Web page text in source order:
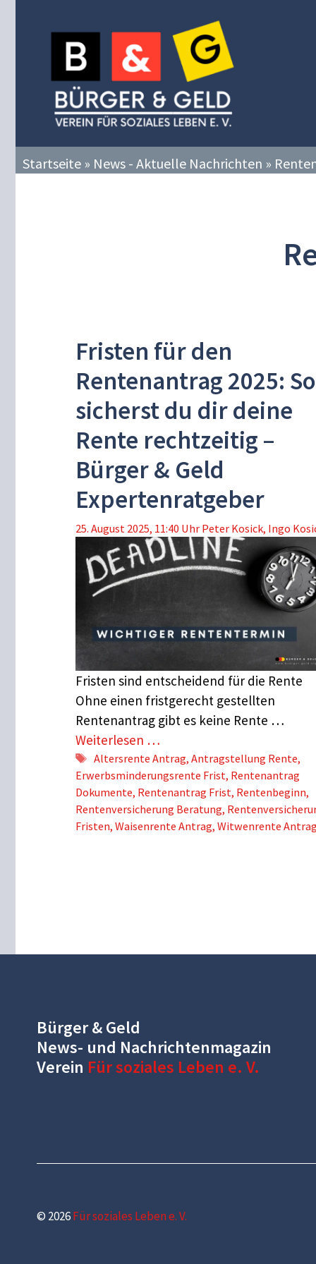
Startseite » News - Aktuelle Nachrichten »
Fristen für den
Rentenantrag 2025: So
sicherst du dir deine
Rente rechtzeitig –
Bürger & Geld
Expertenratgeber
25. August 2025, 11:40 Uhr Peter Kosick, Ingo
Fristen sind entscheidend für die Rente
Ohne einen fristgerecht gestellten
Rentenantrag gibt es keine Rente …
Weiterlesen …
Schlagwörter
Altersrente Antrag, Antragstellung Rente,
Erwerbsminderungsrente Frist, Rentenantrag
Dokumente, Rentenantrag Frist, Rentenbeginn,
Rentenversicherung Beratung,
Fristen, Waisenrente Antrag, Witwenrente
Bürger & Geld
News- und Nachrichtenmagazin
Verein Für soziales Leben e. V.
© 2026Für soziales Leben e. V.